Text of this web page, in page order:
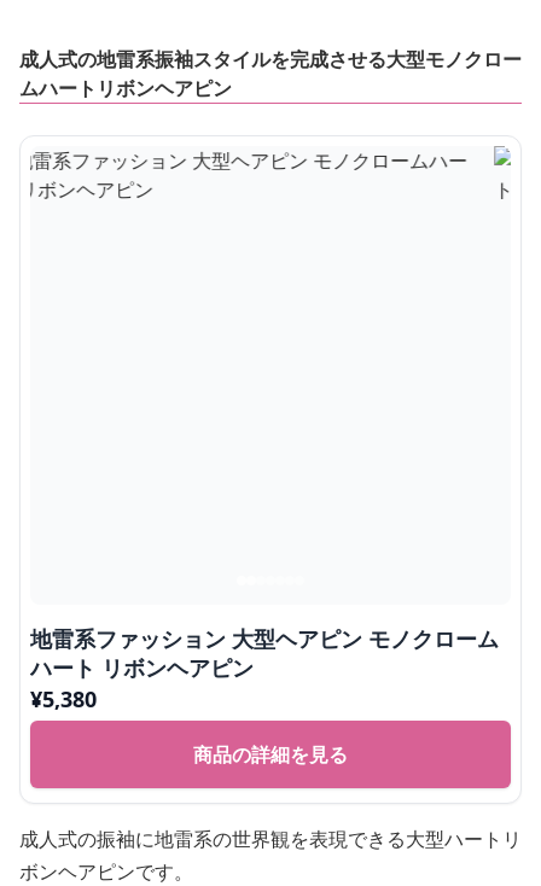
成人式の地雷系振袖スタイルを完成させる大型モノクロー
ムハートリボンヘアピン
地雷系ファッション 大型ヘアピン モノクローム
ハート リボンヘアピン
¥5,380
商品の詳細を見る
成人式の振袖に地雷系の世界観を表現できる大型ハートリ
ボンヘアピンです。